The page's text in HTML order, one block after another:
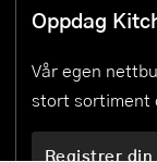
Oppdag
Vår egen
stort sortiment
Registrer